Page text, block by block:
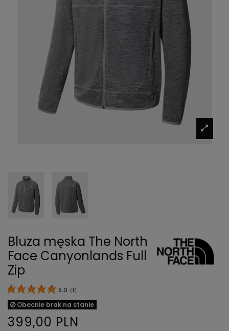
Bluza męska The North
Face Canyonlands Full
Zip
5.0 (1 )
Obecnie brak na stanie
399,00 PLN